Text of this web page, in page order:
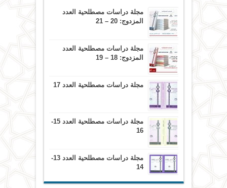
مجلة دراسات مصطلحية العدد
المزدوج: 20 – 21
مجلة دراسات مصطلحية العدد
المزدوج: 18 – 19
مجلة دراسات مصطلحية العدد 17
مجلة دراسات مصطلحية العدد 15-
16
مجلة دراسات مصطلحية العدد 13-
14